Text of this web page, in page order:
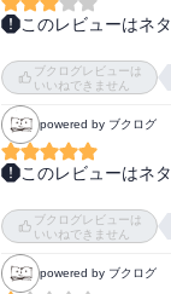
このレビューはネ
人間はバランスを好む
自分がいい人になりす
周りの人はわがままに
だから、
もっと自己中心的に
嫌われるかもと思う
周りの人が無意識的
受け入れて、むしろ
ブクログレビューは
いいねできません
powered by ブクログ
このレビューはネ
いい人を演じないで
・「快」なことをす
・怒りで脳が帯電し
ブクログレビューは
いいねできません
powered by ブクログ